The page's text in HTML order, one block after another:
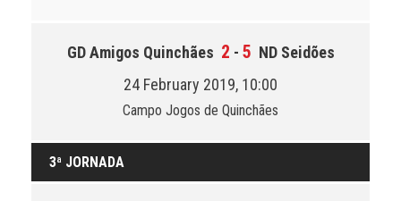
GD Amigos Quinchães 2 - 5 ND Seidões
24 February 2019, 10:00
Campo Jogos de Quinchães
3ª JORNADA